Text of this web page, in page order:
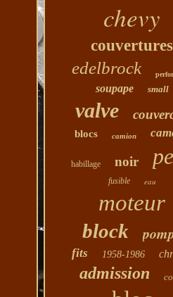
chevy
couvertures
edelbrock
soupape small
valve
blocs camion
habillage noir
fusible eau
moteur
block
fits 1958-1986
admission